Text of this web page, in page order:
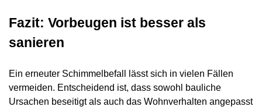
Fazit: Vorbeugen ist besser als
sanieren
Ein erneuter Schimmelbefall lässt sich in vielen Fällen
vermeiden. Entscheidend ist, dass sowohl bauliche
Ursachen beseitigt als auch das Wohnverhalten angepasst